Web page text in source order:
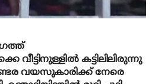
വീട്ടിനുള്ളിൽ കട്ടിലിലിരുന്നു
വയസുകാരിക്ക് നേരെ